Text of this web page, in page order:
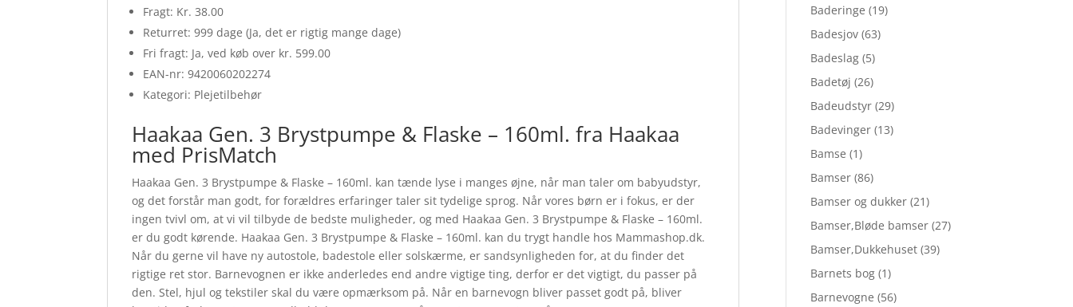
Fragt: Kr. 38.00
Returret: 999 dage (Ja, det er rigtig mange dage)
Fri fragt: Ja, ved køb over kr. 599.00
EAN-nr: 9420060202274
Kategori: Plejetilbehør
Haakaa Gen. 3 Brystpumpe & Flaske – 160ml. fra Haakaa
med PrisMatch
Haakaa Gen. 3 Brystpumpe & Flaske – 160ml. kan tænde lyse i manges øjne, når man taler om babyudstyr,
og det forstår man godt, for forældres erfaringer taler sit tydelige sprog. Når vores børn er i fokus, er der
ingen tvivl om, at vi vil tilbyde de bedste muligheder, og med Haakaa Gen. 3 Brystpumpe & Flaske – 160ml.
er du godt kørende. Haakaa Gen. 3 Brystpumpe & Flaske – 160ml. kan du trygt handle hos Mammashop.dk.
Når du gerne vil have ny autostole, badestole eller solskærme, er sandsynligheden for, at du finder det
rigtige ret stor. Barnevognen er ikke anderledes end andre vigtige ting, derfor er det vigtigt, du passer på
den. Stel, hjul og tekstiler skal du være opmærksom på. Når en barnevogn bliver passet godt på, bliver
Baderinge (19)
Badesjov (63)
Badeslag (5)
Badetøj (26)
Badeudstyr (29)
Badevinger (13)
Bamse (1)
Bamser (86)
Bamser og dukker (21)
Bamser,Bløde bamser (27)
Bamser,Dukkehuset (39)
Barnets bog (1)
Barnevogne (56)